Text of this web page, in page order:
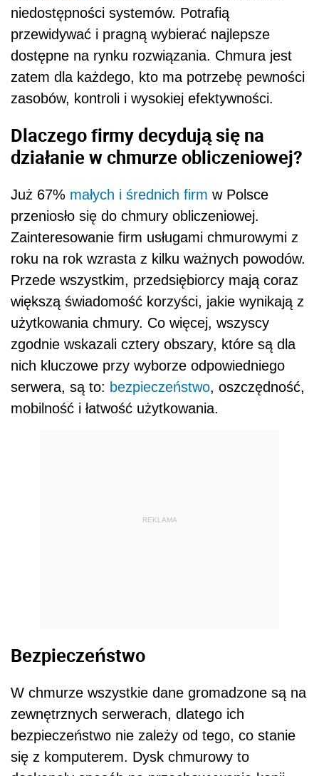
niedostępności systemów. Potrafią
przewidywać i pragną wybierać najlepsze
dostępne na rynku rozwiązania. Chmura jest
zatem dla każdego, kto ma potrzebę pewności
zasobów, kontroli i wysokiej efektywności.
Dlaczego firmy decydują się na
działanie w chmurze obliczeniowej?
Już 67% małych i średnich firm w Polsce
przeniosło się do chmury obliczeniowej.
Zainteresowanie firm usługami chmurowymi z
roku na rok wzrasta z kilku ważnych powodów.
Przede wszystkim, przedsiębiorcy mają coraz
większą świadomość korzyści, jakie wynikają z
użytkowania chmury. Co więcej, wszyscy
zgodnie wskazali cztery obszary, które są dla
nich kluczowe przy wyborze odpowiedniego
serwera, są to: bezpieczeństwo, oszczędność,
mobilność i łatwość użytkowania.
REKLAMA
Bezpieczeństwo
W chmurze wszystkie dane gromadzone są na
zewnętrznych serwerach, dlatego ich
bezpieczeństwo nie zależy od tego, co stanie
się z komputerem. Dysk chmurowy to